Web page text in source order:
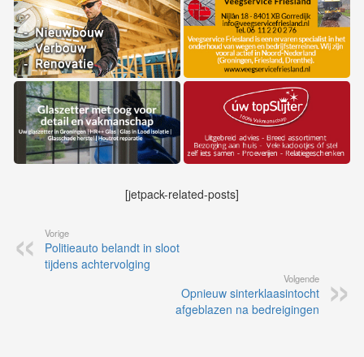
[jetpack-related-posts]
Vorige
Politieauto belandt in sloot
tijdens achtervolging
Volgende
Opnieuw sinterklaasintocht
afgeblazen na bedreigingen